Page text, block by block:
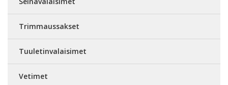
Trimmaussakset
Tuuletinvalaisimet
Vetimet